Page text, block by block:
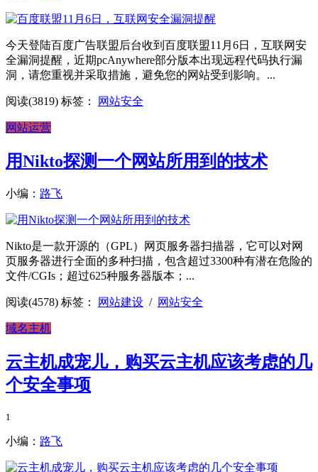
今天登陆百度广告联盟后台收到百度联盟11月6日，互联网安
全漏洞提醒，近期pcAnywhere部分版本出现远程代码执行漏
洞，请您重视并采取措施，避免您的网站受到影响。...
阅读(3819) 标签： 网站安全
网站运营
用Nikto探测一个网站所用到的技术
小编： 路飞
Nikto是一款开源的（GPL）网页服务器扫描器，它可以对网
页服务器进行全面的多种扫描，包含超过3300种有潜在危险的
文件/CGIs；超过625种服务器版本；...
阅读(4578) 标签： 网站建设 / 网站安全
域名主机
云主机成宠儿，购买云主机应该考虑的几
个安全事项
1
小编： 路飞